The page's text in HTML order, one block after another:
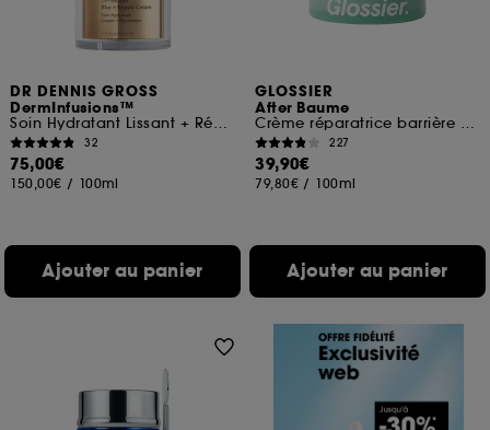
DR DENNIS GROSS
DermInfusions™
Soin Hydratant Lissant + Réparateur
32
75,00€
150,00€ / 100ml
Ajouter au panier
GLOSSIER
After Baume
Crème réparatrice barrière hydratante
227
39,90€
79,80€ / 100ml
Ajouter au panier